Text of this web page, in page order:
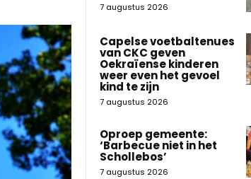
7 augustus 2026
Capelse voetbaltenues
van CKC geven
Oekraïense kinderen
weer even het gevoel
kind te zijn
7 augustus 2026
Oproep gemeente:
‘Barbecue niet in het
Schollebos’
7 augustus 2026